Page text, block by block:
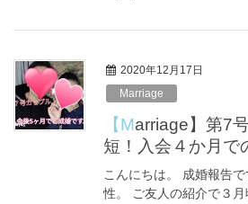
2020年12月17日
Marriage
【Marriage】第7号成婚報告！！（最
短！入会４か月で
こんにちは。 成婚報告
性。 ご友人の紹介で３